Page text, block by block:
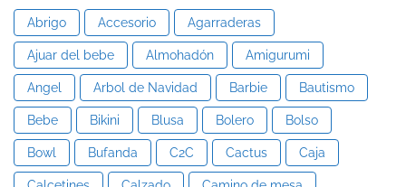
Abrigo Accesorio Agarraderas
Ajuar del bebe Almohadón Amigurumi
Angel Arbol de Navidad Barbie Bautismo
Bebe Bikini Blusa Bolero Bolso
Bowl Bufanda C2C Cactus Caja